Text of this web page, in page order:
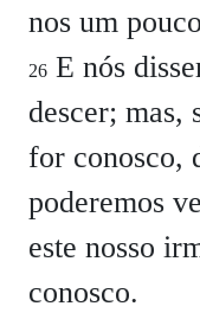
nos um
26 E nós
descer; mas,
for conosco,
poderemos
este nosso
conosco.